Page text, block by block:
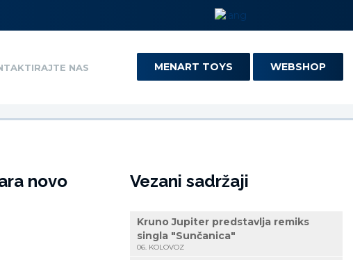
NAS MENART TOYS WEBSHOP
novo
Vezani sadržaji
Kruno Jupiter predstavlja remiks
singla "Sunčanica"
06. KOLOVOZ